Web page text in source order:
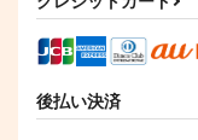
後払い決済